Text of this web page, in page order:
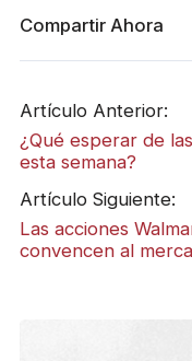
Compartir Ahora
Artículo Anterior:
¿Qué esperar de
esta semana?
Artículo Siguiente:
Las acciones
convencen al